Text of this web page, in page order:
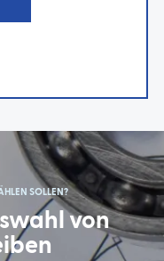
SOLLEN?
von